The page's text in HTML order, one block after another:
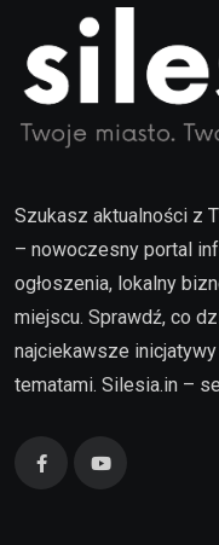
Szukasz aktualności z
– nowoczesny portal
ogłoszenia, lokalny
miejscu. Sprawdź, co
najciekawsze
tematami. Silesia.in –